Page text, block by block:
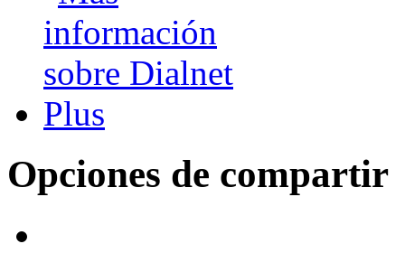
Opciones de compartir